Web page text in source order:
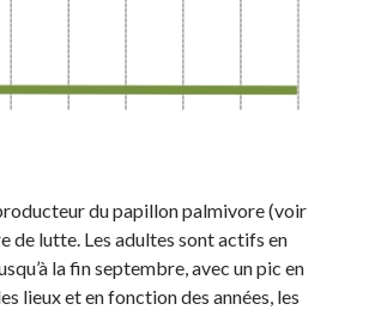
du papillon palmivore (voir
de lutte. Les adultes sont actifs en
la fin septembre, avec un pic en
lieux et en fonction des années, les